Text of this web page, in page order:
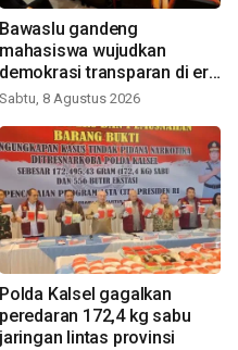
Bawaslu gandeng
mahasiswa wujudkan
demokrasi transparan di era
digital
Sabtu, 8 Agustus 2026
Polda Kalsel gagalkan
peredaran 172,4 kg sabu
jaringan lintas provinsi